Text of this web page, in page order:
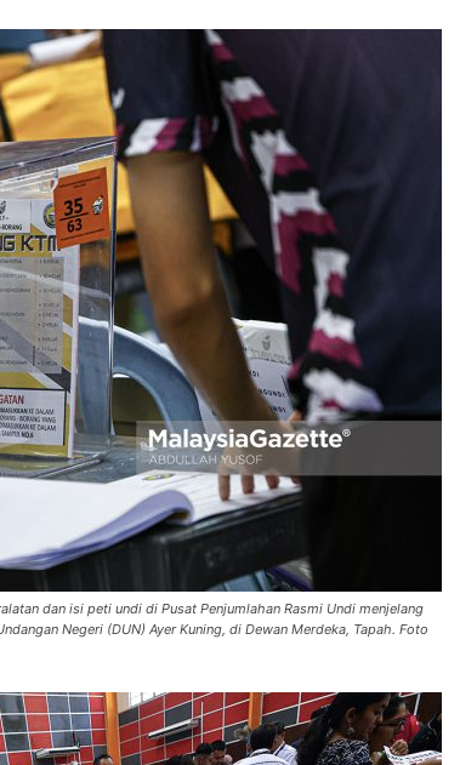
dan isi peti undi di Pusat Penjumlahan Rasmi Undi menjelang
Negeri (DUN) Ayer Kuning, di Dewan Merdeka, Tapah. Foto